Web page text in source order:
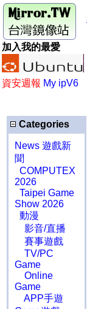
加入我的最愛
資安週報 My ipV6
Categories
News 遊戲新
聞
COMPUTEX
2026
Taipei Game
Show 2026
動漫
影音/直播
賽事遊戲
TV/PC
Game
Online
Game
APP手遊